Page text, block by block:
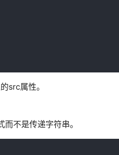
src属性。
不是传递字符串。